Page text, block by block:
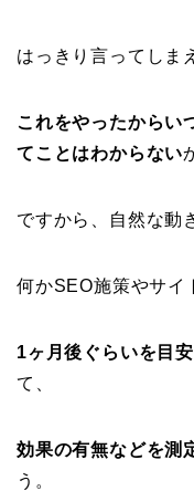
はっきり言ってしま
これをやったからい
てことはわからない
ですから、自然な動
何かSEO施策やサイ
1ヶ月後ぐらいを目安
て、
効果の有無などを測
う。